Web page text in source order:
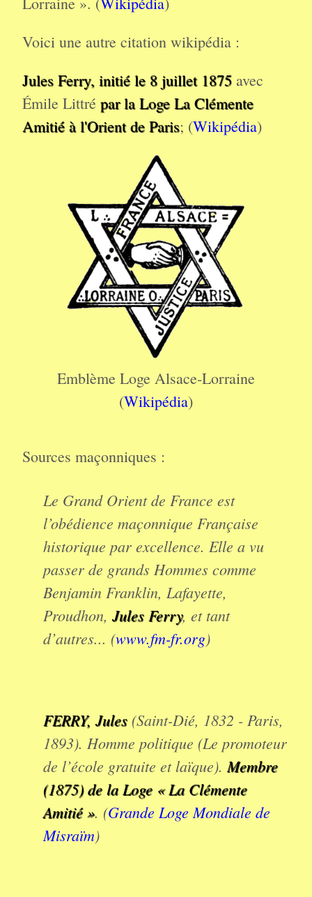
Voici une autre citation wikipédia :
Jules Ferry, initié le 8 juillet 1875 avec
Émile Littré par la Loge La Clémente
Amitié à l'Orient de Paris; (Wikipédia)
Emblème Loge Alsace-Lorraine
(Wikipédia)
Sources maçonniques :
Le Grand Orient de France est
l’obédience maçonnique Française
historique par excellence. Elle a vu
passer de grands Hommes comme
Benjamin Franklin, Lafayette,
Proudhon, Jules Ferry, et tant
d’autres... (www.fm-fr.org)
FERRY, Jules (Saint-Dié, 1832 - Paris,
1893). Homme politique (Le promoteur
de l’école gratuite et laïque). Membre
(1875) de la Loge « La Clémente
Amitié ». (Grande Loge Mondiale de
Misraïm)